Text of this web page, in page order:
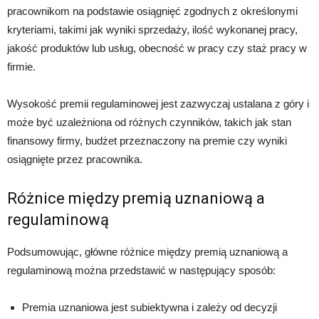
pracownikom na podstawie osiągnięć zgodnych z określonymi
kryteriami, takimi jak wyniki sprzedaży, ilość wykonanej pracy,
jakość produktów lub usług, obecność w pracy czy staż pracy w
firmie.
Wysokość premii regulaminowej jest zazwyczaj ustalana z góry i
może być uzależniona od różnych czynników, takich jak stan
finansowy firmy, budżet przeznaczony na premie czy wyniki
osiągnięte przez pracownika.
Różnice między premią uznaniową a
regulaminową
Podsumowując, główne różnice między premią uznaniową a
regulaminową można przedstawić w następujący sposób:
Premia uznaniowa jest subiektywna i zależy od decyzji